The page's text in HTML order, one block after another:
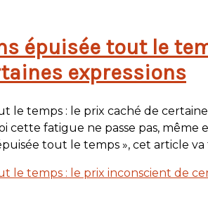
épuisée tout le
expressions
le temps : le prix caché de
fatigue ne passe pas, même
tout le temps », cet article
le temps : le prix inconscient de